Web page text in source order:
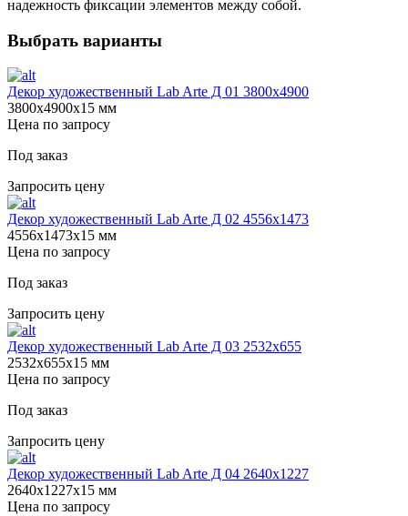
надежность фиксации элементов между собой.
Выбрать варианты
Декор художественный Lab Arte Д 01 3800х4900
3800х4900х15 мм
Цена по запросу
Под заказ
Запросить цену
Декор художественный Lab Arte Д 02 4556x1473
4556х1473х15 мм
Цена по запросу
Под заказ
Запросить цену
Декор художественный Lab Arte Д 03 2532x655
2532х655х15 мм
Цена по запросу
Под заказ
Запросить цену
Декор художественный Lab Arte Д 04 2640х1227
2640х1227х15 мм
Цена по запросу